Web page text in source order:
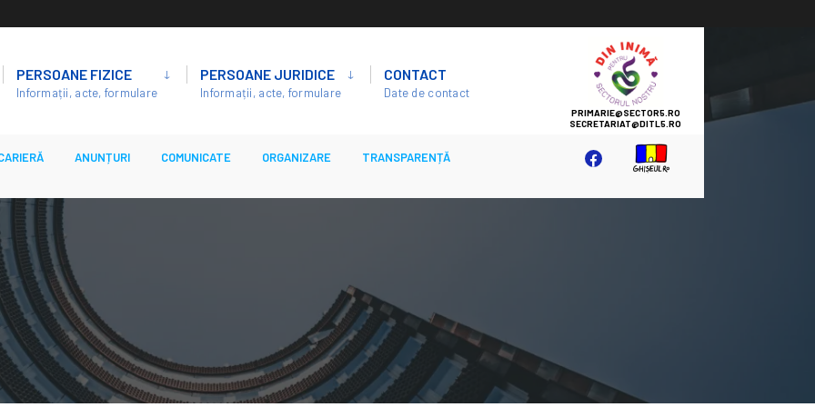
PERSOANE FIZICE
Informații, acte, formulare
PERSOANE JURIDICE
Informații, acte, formulare
CONTACT
Date de contact
SECTOR
5
ANUNȚURI COMUNICATE ORGANIZARE TRANSPARENȚĂ